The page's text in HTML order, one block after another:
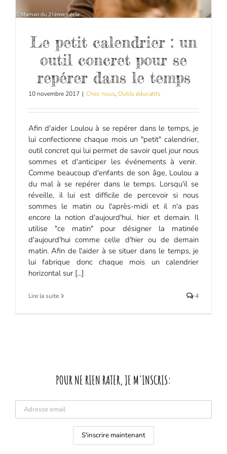
Le petit calendrier : un
outil concret pour se
repérer dans le temps
10 novembre 2017 | Chez nous, Outils éducatifs
Afin d'aider Loulou à se repérer dans le temps, je
lui confectionne chaque mois un "petit" calendrier,
outil concret qui lui permet de savoir quel jour nous
sommes et d'anticiper les événements à venir.
Comme beaucoup d'enfants de son âge, Loulou a
du mal à se repérer dans le temps. Lorsqu'il se
réveille, il lui est difficile de percevoir si nous
sommes le matin ou l'après-midi et il n'a pas
encore la notion d'aujourd'hui, hier et demain. Il
utilise "ce matin" pour désigner la matinée
d'aujourd'hui comme celle d'hier ou de demain
matin. Afin de l'aider à se situer dans le temps, je
lui fabrique donc chaque mois un calendrier
horizontal sur [...]
Lire la suite 4
POUR NE RIEN RATER, JE M'INSCRIS: